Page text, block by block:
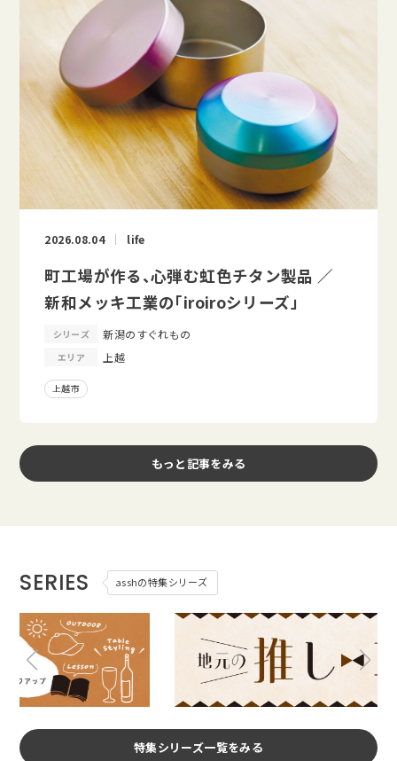
2026.08.04 life
町工場が作る、心弾む虹色チタン製品 ／
新和メッキ工業の「iroiroシリーズ」
シリーズ 新潟のすぐれもの
エリア 上越
上越市
もっと記事をみる
SERIES asshの特集シリーズ
特集シリーズ一覧をみる